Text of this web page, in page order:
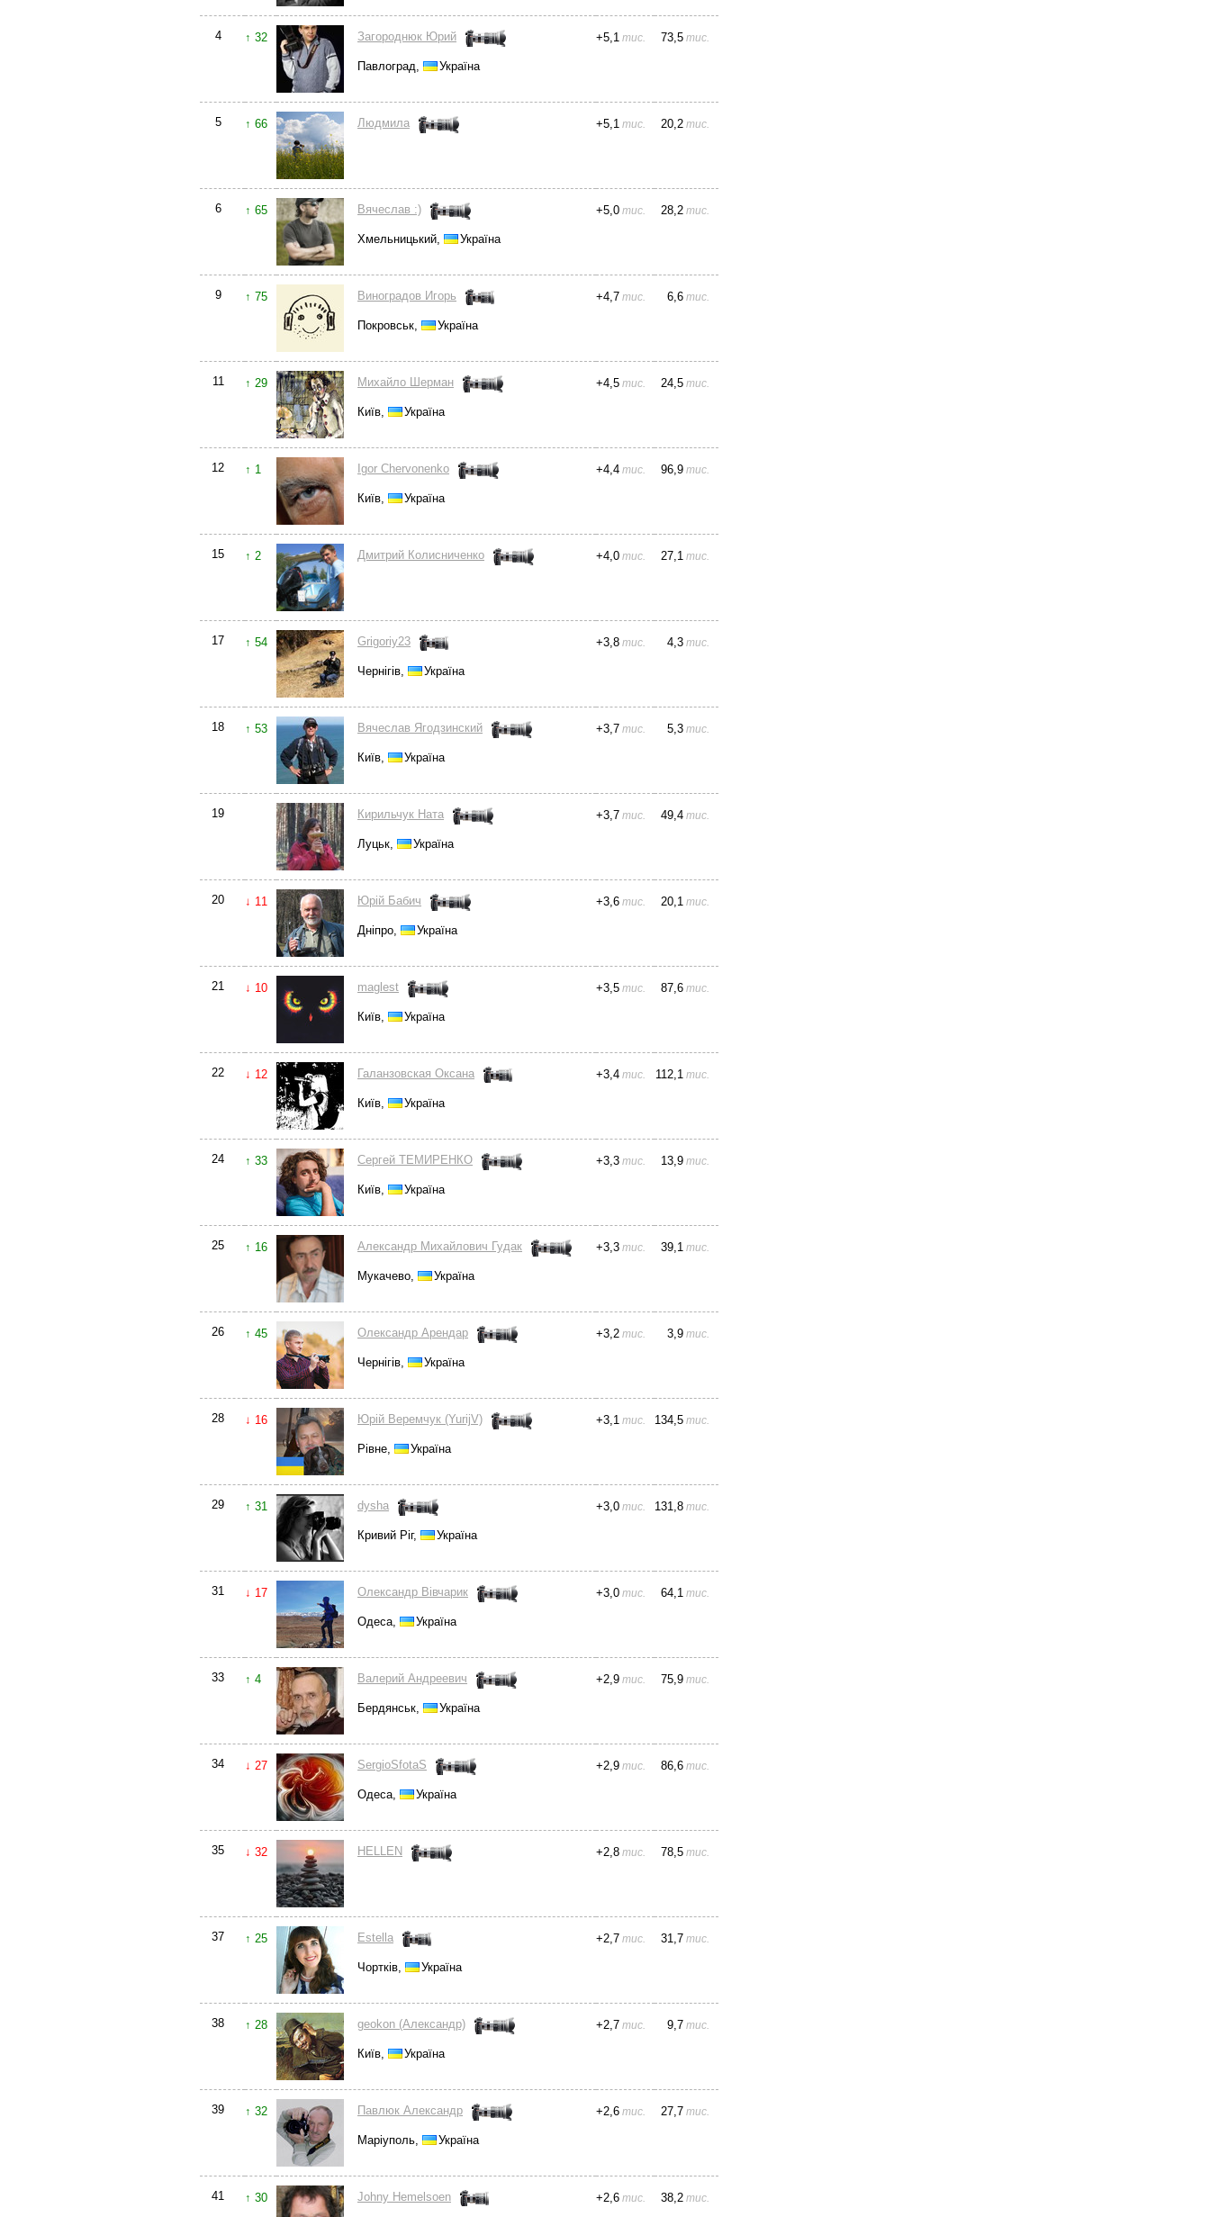
4 ↑ 32 Загороднюк Юрий
Павлоград, Україна
+5,1 тис. 73,5 тис.
5 ↑ 66 Людмила +5,1 тис. 20,2 тис.
6 ↑ 65 Вячеслав :)
Хмельницький, Україна
+5,0 тис. 28,2 тис.
9 ↑ 75 Виноградов Игорь
Покровськ, Україна
+4,7 тис. 6,6 тис.
11 ↑ 29 Михайло Шерман
Київ, Україна
+4,5 тис. 24,5 тис.
12 ↑ 1 Igor Chervonenko
Київ, Україна
+4,4 тис. 96,9 тис.
15 ↑ 2 Дмитрий Колисниченко +4,0 тис. 27,1 тис.
17 ↑ 54 Grigoriy23
Чернігів, Україна
+3,8 тис. 4,3 тис.
18 ↑ 53 Вячеслав Ягодзинский
Київ, Україна
+3,7 тис. 5,3 тис.
19 Кирильчук Ната
Луцьк, Україна
+3,7 тис. 49,4 тис.
20 ↓ 11 Юрій Бабич
Дніпро, Україна
+3,6 тис. 20,1 тис.
21 ↓ 10 maglest
Київ, Україна
+3,5 тис. 87,6 тис.
22 ↓ 12 Галанзовская Оксана
Київ, Україна
+3,4 тис. 112,1 тис.
24 ↑ 33 Сергей ТЕМИРЕНКО
Київ, Україна
+3,3 тис. 13,9 тис.
25 ↑ 16 Александр Михайлович Гудак
Мукачево, Україна
+3,3 тис. 39,1 тис.
26 ↑ 45 Олександр Арендар
Чернігів, Україна
+3,2 тис. 3,9 тис.
28 ↓ 16 Юрій Веремчук (YurijV)
Рівне, Україна
+3,1 тис. 134,5 тис.
29 ↑ 31 dysha
Кривий Ріг, Україна
+3,0 тис. 131,8 тис.
31 ↓ 17 Олександр Вівчарик
Одеса, Україна
+3,0 тис. 64,1 тис.
33 ↑ 4 Валерий Андреевич
Бердянськ, Україна
+2,9 тис. 75,9 тис.
34 ↓ 27 SergioSfotaS
Одеса, Україна
+2,9 тис. 86,6 тис.
35 ↓ 32 HELLEN +2,8 тис. 78,5 тис.
37 ↑ 25 Estella
Чортків, Україна
+2,7 тис. 31,7 тис.
38 ↑ 28 geokon (Александр)
Київ, Україна
+2,7 тис. 9,7 тис.
39 ↑ 32 Павлюк Александр
Маріуполь, Україна
+2,6 тис. 27,7 тис.
41 ↑ 30 Johny Hemelsoen +2,6 тис. 38,2 тис.